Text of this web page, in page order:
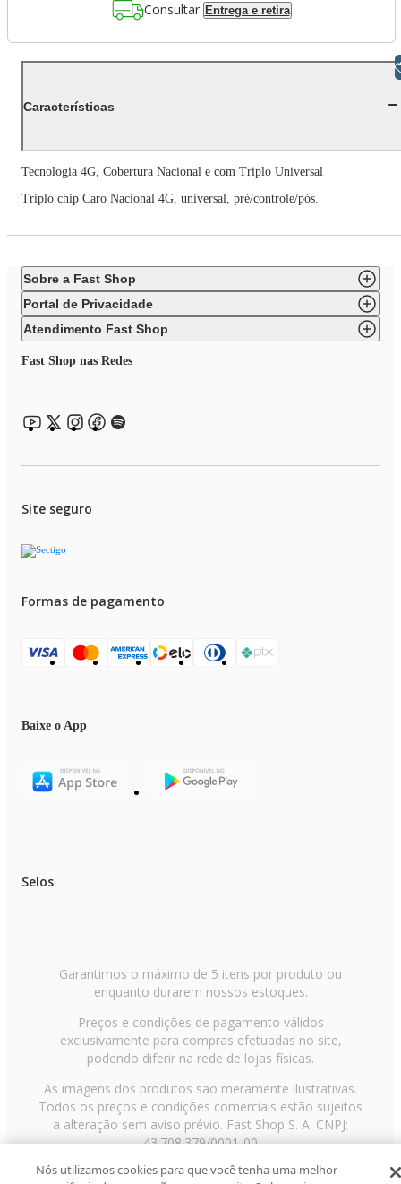
Consultar Entrega e retira
Características
Tecnologia 4G, Cobertura Nacional e com Triplo Universal
Triplo chip Caro Nacional 4G, universal, pré/controle/pós.
Sobre a Fast Shop
Portal de Privacidade
Atendimento Fast Shop
Fast Shop nas Redes
Site seguro
Formas de pagamento
Baixe o App
Selos
Garantimos o máximo de 5 itens por produto ou
enquanto durarem nossos estoques.
Preços e condições de pagamento válidos
exclusivamente para compras efetuadas no site,
podendo diferir na rede de lojas físicas.
As imagens dos produtos são meramente ilustrativas.
Todos os preços e condições comerciais estão sujeitos
a alteração sem aviso prévio. Fast Shop S. A. CNPJ:
43.708.379/0001-00
Avenida Zaki Narchi, nº 1650, sobreloja, Carandiru, São
Libras
Nós utilizamos cookies para que você tenha uma melhor